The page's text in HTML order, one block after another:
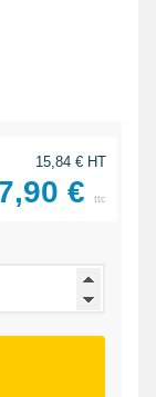
15,84 € HT
€ ttc